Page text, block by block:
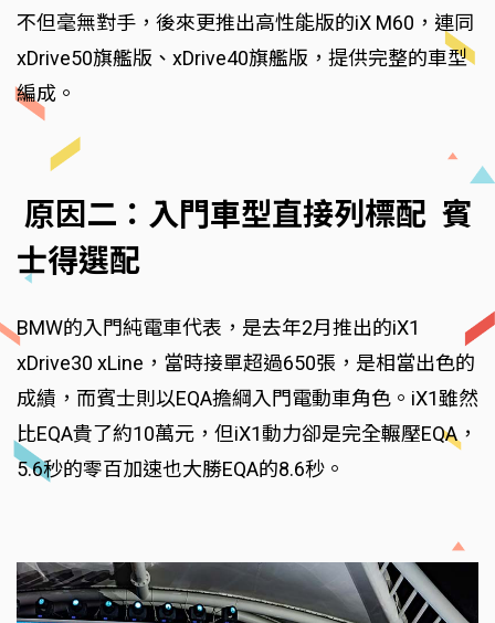
不但毫無對手，後來更推出高性能版的iX M60，連同
xDrive50旗艦版、xDrive40旗艦版，提供完整的車型
編成。
原因二：入門車型直接列標配 賓
士得選配
BMW的入門純電車代表，是去年2月推出的iX1
xDrive30 xLine，當時接單超過650張，是相當出色的
成績，而賓士則以EQA擔綱入門電動車角色。iX1雖然
比EQA貴了約10萬元，但iX1動力卻是完全輾壓EQA，
5.6秒的零百加速也大勝EQA的8.6秒。